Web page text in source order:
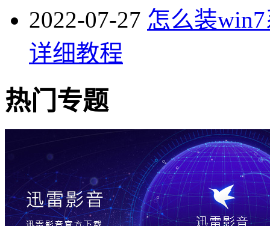
2022-07-27 怎么装
详细教程
热门专题